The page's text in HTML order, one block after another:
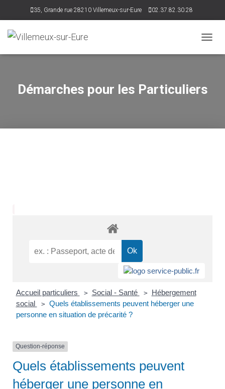
35, Grande rue 28210 Villemeux-sur-Eure 02.37.82.30.28
É
E
N
Démarches pour les Particuliers
Accueil particuliers > Social - Santé >
Hébergement
social
> Quels établissements peuvent héberger une
personne en situation de précarité ?
Question-réponse
Quels établissements peuvent
héberger une personne en